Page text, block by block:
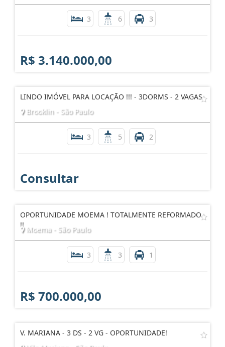
3 6 3
R$ 3.140.000,00
LINDO IMÓVEL PARA LOCAÇÃO !!! - 3DORMS - 2 VAGAS
Brooklin - São Paulo
3 5 2
Consultar
OPORTUNIDADE MOEMA ! TOTALMENTE REFORMADO
!!Moema - São Paulo
3 3 1
R$ 700.000,00
V. MARIANA - 3 DS - 2 VG - OPORTUNIDADE!